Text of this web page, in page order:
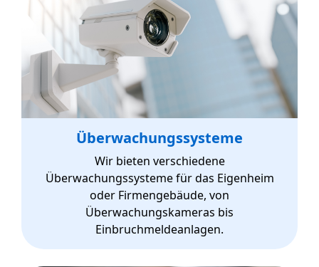
Überwachungssysteme
Wir bieten verschiedene
Überwachungssysteme für das Eigenheim
oder Firmengebäude, von
Überwachungskameras bis
Einbruchmeldeanlagen.